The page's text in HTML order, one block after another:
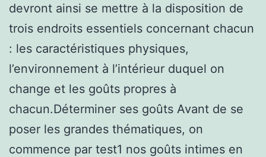
devront ainsi se mettre à la disposition de
trois endroits essentiels concernant chacun
: les caractéristiques physiques,
l’environnement à l’intérieur duquel on
change et les goûts propres à
chacun.Déterminer ses goûts Avant de se
poser les grandes thématiques, on
commence par test1 nos goûts intimes en